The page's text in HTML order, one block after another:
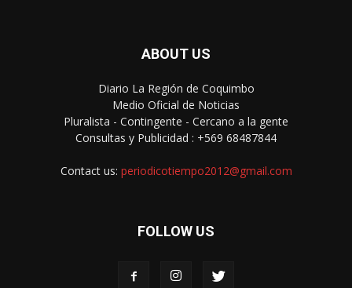
ABOUT US
Diario La Región de Coquimbo
Medio Oficial de Noticias
Pluralista - Contingente - Cercano a la gente
Consultas y Publicidad : +569 68487844
Contact us: periodicotiempo2012@gmail.com
FOLLOW US